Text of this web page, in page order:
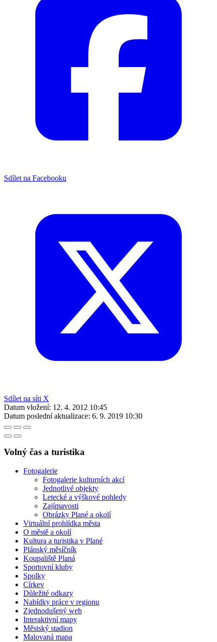
Sdílet na Facebooku
Sdílet na síti X
Datum vložení: 12. 4. 2012 10:45
Datum poslední aktualizace: 6. 9. 2019 10:30
Volný čas a turistika
Fotogalerie
Fotogalerie kulturních akcí
Jednotlivé objekty
Letecké a výškové pohledy
Zajímavosti
Obrázky Plané a okolí
Virtuální prohlídka města
O městě a okolí
Kultura a turistika v Plané
Plánský měsíčník
Koupaliště Planá
Sportovní kluby
Spolky
Církev
Důležité odkazy
Nabídky práce v regionu
Zjednodušený web
Interaktivní mapy
Městský stadion
Malovaná mapa